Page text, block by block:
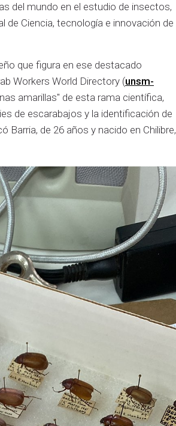
del mundo en el estudio de insectos,
Ciencia, tecnología e innovación de
que figura en ese destacado
Workers World Directory (unsm-
amarillas" de esta rama científica,
de escarabajos y la identificación de
de 26 años y nacido en Chilibre,